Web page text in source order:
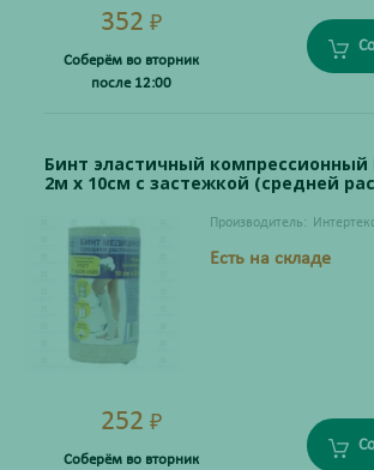
352 ₽
Соберём во вторник
после 12:00
Бинт эластичный компрессионный
2м х 10см с застежкой (средней
Производитель:
Есть на складе
252 ₽
Соберём во вторник